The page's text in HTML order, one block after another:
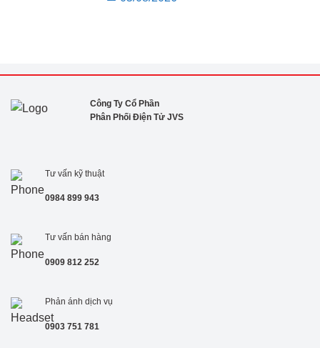
Công Ty Cổ Phần
Phân Phối Điện Tử JVS
Tư vấn kỹ thuật
0984 899 943
Tư vấn bán hàng
0909 812 252
Phản ánh dịch vụ
0903 751 781